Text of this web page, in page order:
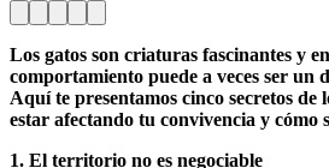
Los gatos son criaturas fascinantes y
comportamiento puede a veces ser un
Aquí te presentamos cinco secretos de
estar afectando tu convivencia y cómo
1. El territorio no es negociable